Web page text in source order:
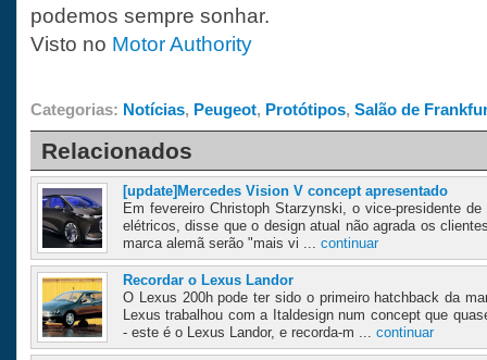
podemos sempre sonhar.
Visto no Motor Authority
Categorias: Notícias, Peugeot, Protótipos, Salão de
Relacionados
[update]Mercedes Vision V concept apresentado
Em fevereiro Christoph Starzynski, o vice-presidente
elétricos, disse que o design atual não agrada os
marca alemã serão "mais vi ... continuar
Recordar o Lexus Landor
O Lexus 200h pode ter sido o primeiro hatchback da
Lexus trabalhou com a Italdesign num concept que
- este é o Lexus Landor, e recorda-m ... continuar